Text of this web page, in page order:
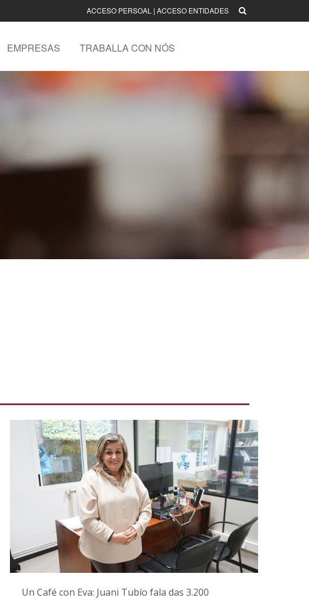
ACCESO PERSOAL | ACCESO ENTIDADES
EMPRESAS TRABALLA CON NÓS
Un Café con Eva: Juani Tubío fala das 3.200